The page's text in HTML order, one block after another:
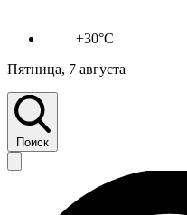
+30°C
Пятница, 7 августа
Поиск